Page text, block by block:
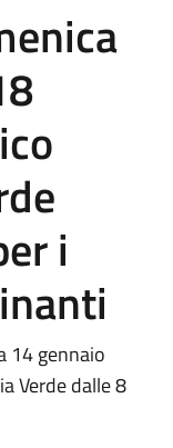
i
14 gennaio
Verde dalle 8